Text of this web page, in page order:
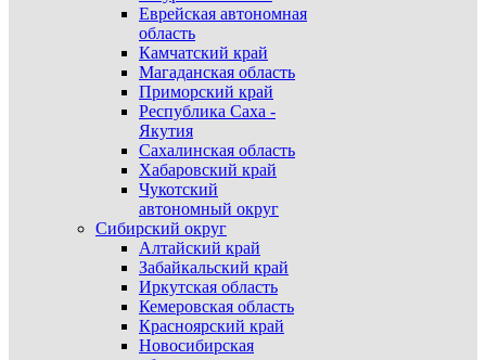
Еврейская автономная
область
Камчатский край
Магаданская область
Приморский край
Республика Саха -
Якутия
Сахалинская область
Хабаровский край
Чукотский
автономный округ
Сибирский округ
Алтайский край
Забайкальский край
Иркутская область
Кемеровская область
Красноярский край
Новосибирская